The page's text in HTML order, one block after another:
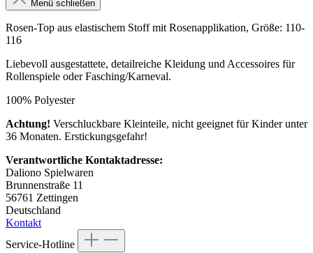
Menü schließen
Rosen-Top aus elastischem Stoff mit Rosenapplikation, Größe: 110-
116
Liebevoll ausgestattete, detailreiche Kleidung und Accessoires für
Rollenspiele oder Fasching/Karneval.
100% Polyester
Achtung! Verschluckbare Kleinteile, nicht geeignet für Kinder unter
36 Monaten. Erstickungsgefahr!
Verantwortliche Kontaktadresse:
Daliono Spielwaren
Brunnenstraße 11
56761 Zettingen
Deutschland
Kontakt
Service-Hotline